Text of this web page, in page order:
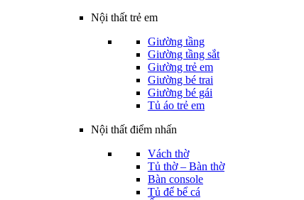
Nội thất trẻ em
Giường tầng
Giường tầng sắt
Giường trẻ em
Giường bé trai
Giường bé gái
Tủ áo trẻ em
Nội thất điểm nhấn
Vách thờ
Tủ thờ – Bàn thờ
Bàn console
Tủ để bể cá